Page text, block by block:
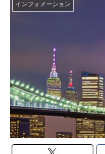
インフォメーション